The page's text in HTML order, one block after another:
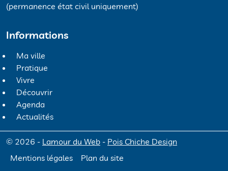
(permanence état civil uniquement)
Informations
Ma ville
Pratique
Vivre
Découvrir
Agenda
Actualités
© 2026 - Lamour du Web - Pois Chiche Design
Mentions légales
Plan du site